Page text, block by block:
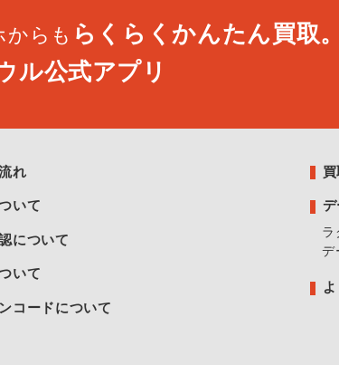
からも らくらくかんたん買取。
ル公式アプリ
れ
いて
について
いて
コードについて
ラ
デ